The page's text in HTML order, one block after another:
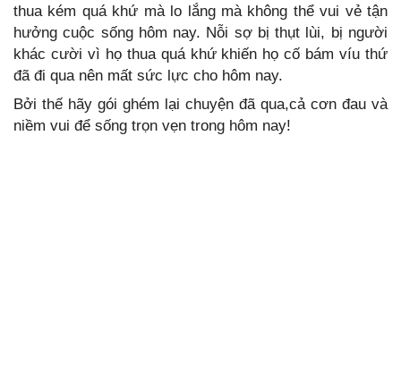
thua kém quá khứ mà lo lắng mà không thể vui vẻ tận
hưởng cuộc sống hôm nay. Nỗi sợ bị thụt lùi, bị người
khác cười vì họ thua quá khứ khiến họ cố bám víu thứ
đã đi qua nên mất sức lực cho hôm nay.
Bởi thế hãy gói ghém lại chuyện đã qua,cả cơn đau và
niềm vui để sống trọn vẹn trong hôm nay!